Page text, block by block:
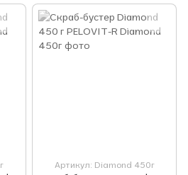
Артикул: Diamond 450г